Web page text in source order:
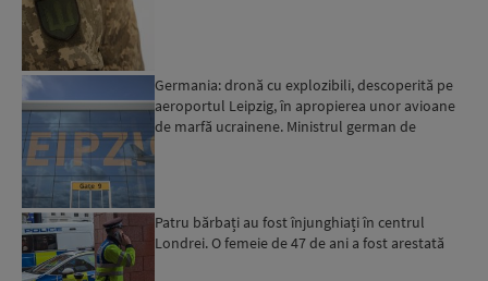
Germania: dronă cu explozibili, descoperită pe
aeroportul Leipzig, în apropierea unor avioane
de marfă ucrainene. Ministrul german de
Patru bărbați au fost înjunghiați în centrul
Londrei. O femeie de 47 de ani a fost arestată